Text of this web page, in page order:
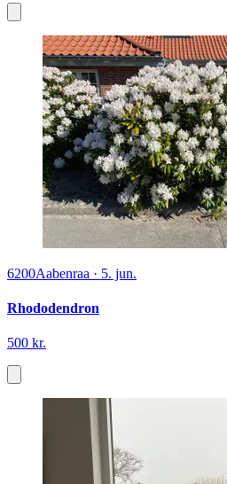
6200Aabenraa · 5. jun.
Rhododendron
500 kr.